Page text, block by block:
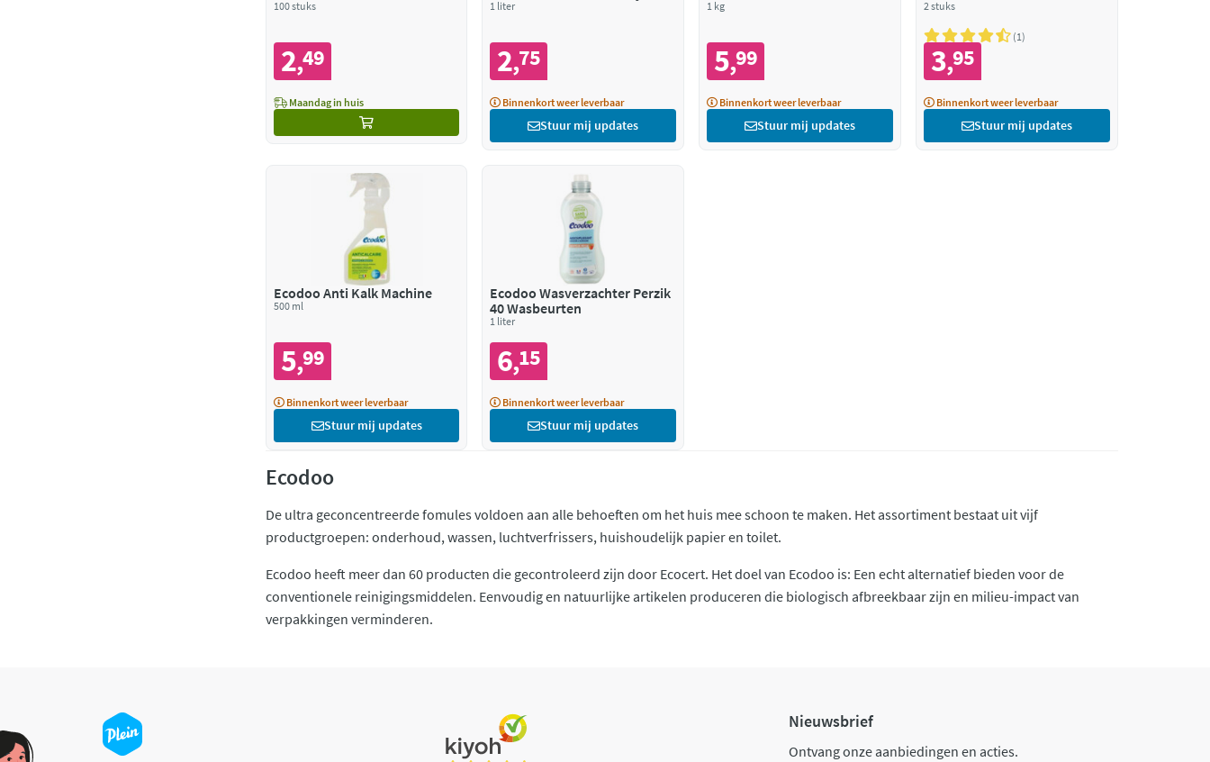
100 stuks
2,49
Maandag in huis
1 liter
2,75
Binnenkort weer leverbaar
Stuur mij updates
1 kg
5,99
Binnenkort weer leverbaar
Stuur mij updates
2 stuks
1
3,95
Binnenkort weer leverbaar
Stuur mij updates
Ecodoo Anti Kalk Machine
500 ml
5,99
Binnenkort weer leverbaar
Stuur mij updates
Ecodoo Wasverzachter Perzik
40 Wasbeurten
1 liter
6,15
Binnenkort weer leverbaar
Stuur mij updates
Ecodoo
De ultra geconcentreerde fomules voldoen aan alle behoeften om het huis mee schoon te maken. Het assortiment bestaat uit vijf
productgroepen: onderhoud, wassen, luchtverfrissers, huishoudelijk papier en toilet.
Ecodoo heeft meer dan 60 producten die gecontroleerd zijn door Ecocert. Het doel van Ecodoo is: Een echt alternatief bieden voor de
conventionele reinigingsmiddelen. Eenvoudig en natuurlijke artikelen produceren die biologisch afbreekbaar zijn en milieu-impact van
verpakkingen verminderen.
Nieuwsbrief
Ontvang onze aanbiedingen en acties.